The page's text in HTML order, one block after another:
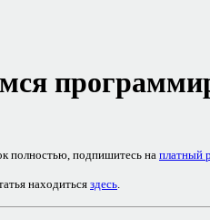
полностью, подпишитесь на платный
находиться здесь.